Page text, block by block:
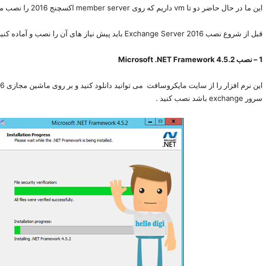
این ما در حال حاضر دو تا vm داریم که روی member server اکسچنج 2016 را نصب می کنیم .
قبل از شروع نصب Exchange Server 2016 باید پیش نیاز های آن را نصب و آماده کنیم :
1 – نصب Microsoft .NET Framework 4.5.2
سرور exchange باشد نصب کنید .